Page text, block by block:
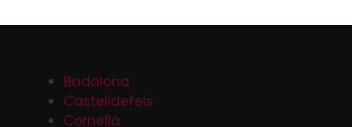
Badalona
Castelldefels
Cornellá